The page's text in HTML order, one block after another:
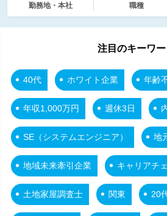
勤務地・本社 職種
注目のキーワー
40代 ホワイト企業 年齢
年収1,000万円 週休3日
SE（システムエンジニア） 地
地域未来牽引企業 キャリアチ
土地家屋調査士 関東 20